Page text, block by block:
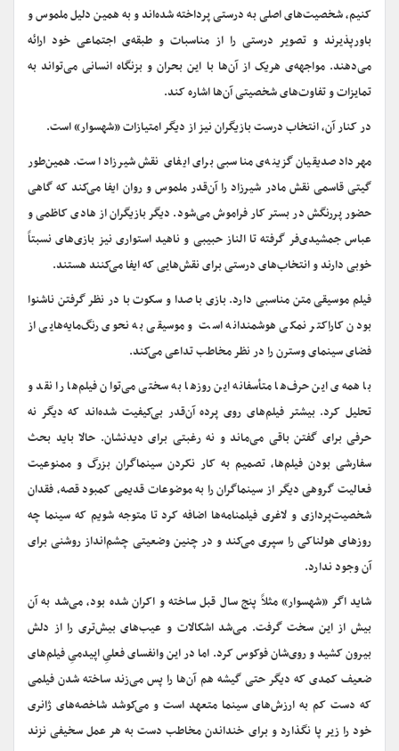
کنیم، شخصیت‌های اصلی به درستی پرداخته شده‌اند و به همین دلیل ملموس و
باورپذیرند و تصویر درستی را از مناسبات و طبقه‌ی اجتماعی خود ارائه
می‌دهند. مواجهه‌ی هریک از آن‌ها با این بحران و بزنگاه انسانی می‌تواند به
تمایزات و تفاوت‌های شخصیتی آن‌ها اشاره کند.
در کنار آن، انتخاب درست بازیگران نیز از دیگر امتیازات «شهسوار» است.
مهرداد صدیقیان گزینه‌ی مناسبی برای ایفای نقش شیرزاد است. همین‌طور
گیتی قاسمی نقش مادر شیرزاد را آن‌‌قدر ملموس و روان ایفا می‌کند که گاهی
حضور پررنگش در بستر کار فراموش می‌شود. دیگر بازیگران از هادی کاظمی و
عباس جمشیدی‌فر گرفته تا الناز حبیبی و ناهید استواری نیز بازی‌های نسبتاً
خوبی دارند و انتخاب‌های درستی برای نقش‌هایی که ایفا می‌کنند هستند.
فیلم موسیقی متن مناسبی دارد. بازی با صدا و سکوت با در نظر گرفتن ناشنوا
بودن کاراکتر نمکی هوشمندانه است و موسیقی به نحوی رنگ‌مایه‌هایی از
فضای سینمای وسترن را در نظر مخاطب تداعی می‌کند.
با همه‌ی این حرف‌ها متأسفانه این روزها به سختی می‌توان فیلم‌ها را نقد و
تحلیل کرد. بیشتر فیلم‌های روی پرده آن‌قدر بی‌کیفیت شده‌اند که دیگر نه
حرفی برای گفتن باقی می‌ماند و نه رغبتی برای دیدنشان. حالا باید بحث
سفارشی بودن فیلم‌ها، تصمیم به کار نکردن سینماگران بزرگ و ممنوعیت
فعالیت گروهی دیگر از سینماگران را به موضوعات قدیمی کمبود قصه، فقدان
شخصیت‌پردازی و لاغری فیلمنامه‌ها اضافه کرد تا متوجه شویم که سینما چه
روزهای هولناکی را سپری می‌کند و در چنین وضعیتی چشم‌انداز روشنی برای
آن وجود ندارد.
شاید اگر «شهسوار» مثلاً پنج سال قبل ساخته و اکران شده بود، می‌شد به آن
بیش از این سخت گرفت. می‌شد اشکالات و عیب‌های بیش‌تری را از دلش
بیرون کشید و روی‌شان فوکوس کرد. اما در این وانفسای فعلیِ اپیدمیِ فیلم‌های
ضعیف کمدی که دیگر حتی گیشه هم آن‌ها را پس می‌زند ساخته شدن فیلمی
که دست کم به ارزش‌های سینما متعهد است و می‌کوشد شاخصه‌های ژانری
خود را زیر پا نگذارد و برای خنداندن مخاطب دست به هر عمل سخیفی نزند